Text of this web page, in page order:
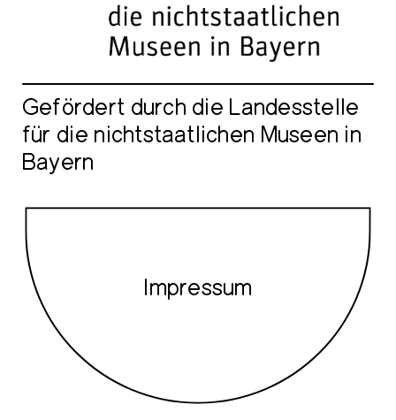
Gefördert durch die Landesstelle
für die nichtstaatlichen Museen in
Bayern
Impressum